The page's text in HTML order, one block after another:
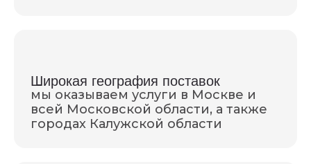
Широкая география поставок
мы оказываем услуги в Москве и
всей Московской области, а также
городах Калужской области